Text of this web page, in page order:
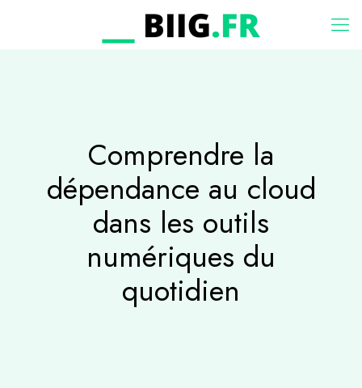
Comprendre la
dépendance au cloud
dans les outils
numériques du
quotidien